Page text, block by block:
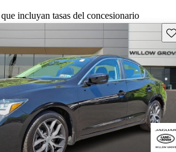
incluyan tasas del concesionario